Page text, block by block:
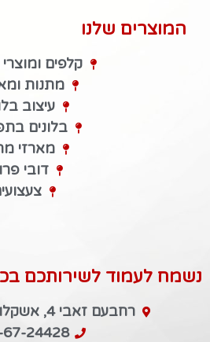
המוצרים שלנו
קלפים
מתנות
עיצוב
בלונים
מארזי
דובי
נשמח לעמוד לשירותכם
רחבעם זאבי 4, אשקלון (ברנע סנטר)
67-24428